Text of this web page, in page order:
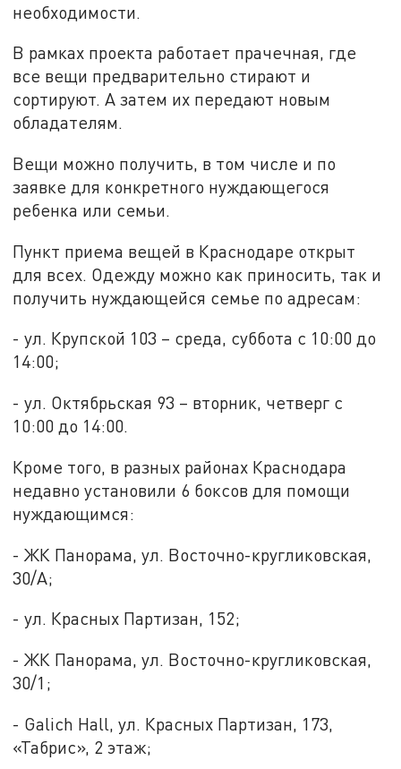
необходимости.
В рамках проекта работает прачечная, где
все вещи предварительно стирают и
сортируют. А затем их передают новым
обладателям.
Вещи можно получить, в том числе и по
заявке для конкретного нуждающегося
ребенка или семьи.
Пункт приема вещей в Краснодаре открыт
для всех. Одежду можно как приносить, так и
получить нуждающейся семье по адресам:
- ул. Крупской 103 – среда, суббота с 10:00 до
14:00;
- ул. Октябрьская 93 – вторник, четверг с
10:00 до 14:00.
Кроме того, в разных районах Краснодара
недавно установили 6 боксов для помощи
нуждающимся:
- ЖК Панорама, ул. Восточно-кругликовская,
30/А;
- ул. Красных Партизан, 152;
- ЖК Панорама, ул. Восточно-кругликовская,
30/1;
- Galich Hall, ул. Красных Партизан, 173,
«Табрис», 2 этаж;